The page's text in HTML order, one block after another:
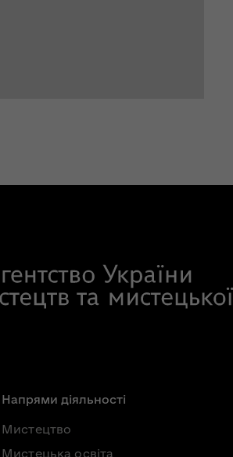
Напрями діяльності
Мистецтво
Мистецька освіта